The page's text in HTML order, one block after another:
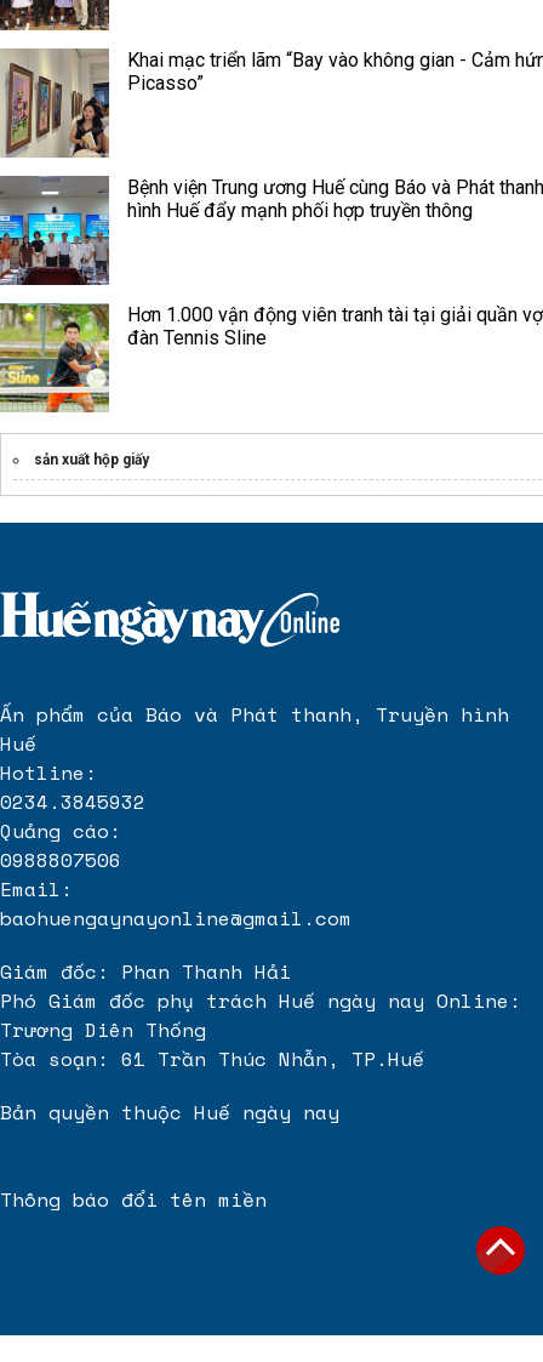
Khai mạc triển lãm “Bay vào không gian - Cảm
Picasso”
Bệnh viện Trung ương Huế cùng Báo và Phát
hình Huế đẩy mạnh phối hợp truyền thông
Hơn 1.000 vận động viên tranh tài tại giải quần
đàn Tennis Sline
sản xuất hộp giấy
Ấn phẩm của Báo và Phát thanh, Truyền hình
Huế
Hotline:
0234.3845932
Quảng cáo:
0988807506
Email:
baohuengaynayonline@gmail.com
Giám đốc: Phan Thanh Hải
Phó Giám đốc phụ trách Huế ngày nay Online:
Trương Diên Thống
Tòa soạn: 61 Trần Thúc Nhẫn, TP.Huế
Bản quyền thuộc Huế ngày nay
Thông báo đổi tên miền